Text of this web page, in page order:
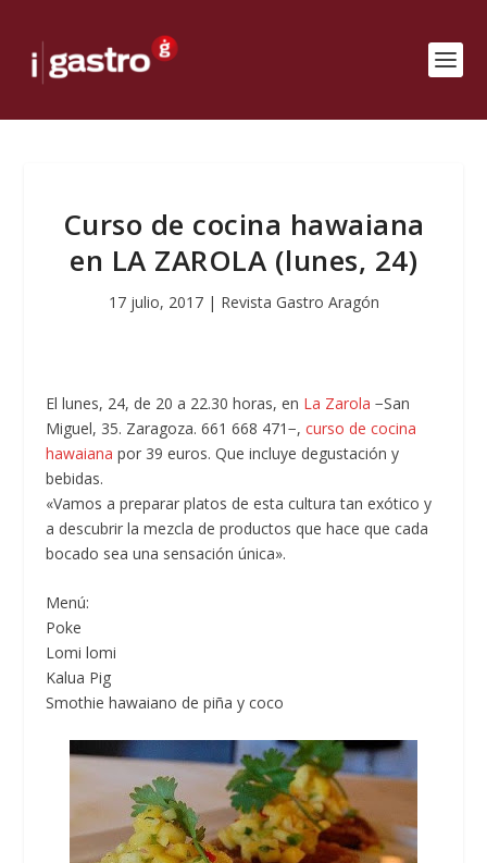
Curso de cocina hawaiana
en LA ZAROLA (lunes, 24)
17 julio, 2017| Revista Gastro Aragón
El lunes, 24, de 20 a 22.30 horas, en La Zarola −San
Miguel, 35. Zaragoza. 661 668 471−,curso de cocina
hawaiana por 39 euros. Que incluye degustación y
bebidas.
«Vamos a preparar platos de esta cultura tan exótico y
a descubrir la mezcla de productos que hace que cada
bocado sea una sensación única».
Menú:
Poke
Lomi lomi
Kalua Pig
Smothie hawaiano de piña y coco